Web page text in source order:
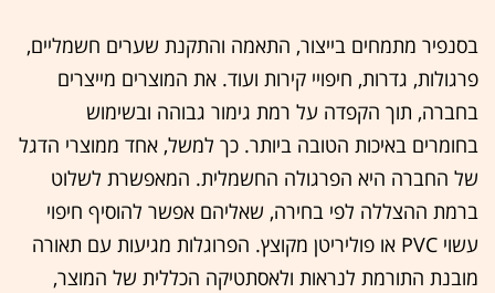
בסנפיר מתמחים בייצור, התאמה והתקנת שערים חשמליים,
פרגולות, גדרות, חיפויי קירות ועוד. את המוצרים מייצרים
בחברה, תוך הקפדה על רמת גימור גבוהה ובשימוש
בחומרים באיכות הטובה ביותר. כך למשל, אחד ממוצרי הדגל
של החברה היא הפרגולה החשמלית. המאפשרת לשלוט
ברמת ההצללה לפי בחירה, שאליהם אפשר להוסיף חיפוי
עשוי PVC או פוליריטן מקוצץ. הפרוגלות מגיעות עם תאורה
מובנת התורמת לנראות ולאסתטיקה הכללית של המוצר,